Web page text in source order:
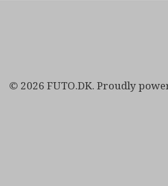
© 2026 FUTO.DK. Proudly